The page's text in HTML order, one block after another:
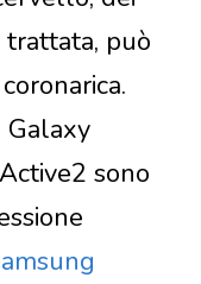
trattata, può
sono